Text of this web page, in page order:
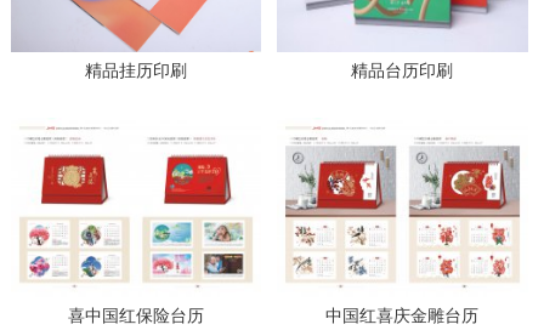
精品挂历印刷 精品台历印刷
喜中国红保险台历 中国红喜庆金雕台历